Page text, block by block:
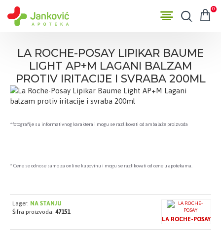
0
LA ROCHE-POSAY LIPIKAR BAUME
LIGHT AP+M LAGANI BALZAM
PROTIV IRITACIJE I SVRABA 200ML
*fotografije su informativnog karaktera i mogu se razlikovati od ambalaže proizvoda
* Cene se odnose samo za online kupovinu i mogu se razlikovati od cene u apotekama.
Lager: NA STANJU
Šifra proizvoda: 47151
LA ROCHE-POSAY